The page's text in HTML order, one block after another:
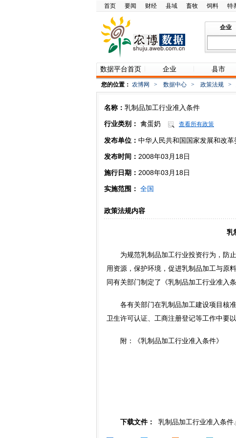
首页 要闻 财经 县域 畜牧 饲料 特
企业
数据平台首页 企业 县市
您的位置： 农博网 > 数据中心 > 政策法规 >
名称： 乳制品加工行业准入条件
行业类别： 禽蛋奶 查看所有政策
发布单位： 中华人民共和国国家发展和改革
发布时间： 2008年03月18日
施行日期： 2008年03月18日
实施范围： 全国
政策法规内容
乳
为规范乳制品加工行业投资行为，防止
用资源，保护环境，促进乳制品加工与原
同有关部门制定了《乳制品加工行业准入
各有关部门在乳制品加工建设项目核准
卫生许可认证、工商注册登记等工作中要
附： 《乳制品加工行业准入条件》
下载文件： 乳制品加工行业准入条件